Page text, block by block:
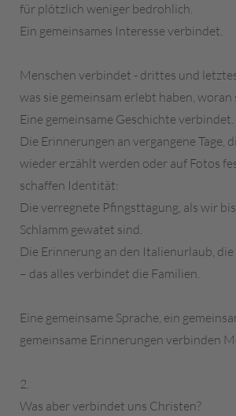
für plötzlich weniger bedrohlich.
Ein gemeinsames Interesse verbindet.
Menschen verbindet - drittes und
was sie gemeinsam erlebt haben, woran
Eine gemeinsame Geschichte verbindet.
Die Erinnerungen an vergangene Tage,
wieder erzählt werden oder auf Fotos
schaffen Identität:
Die verregnete Pfingsttagung, als wir
Schlamm gewatet sind.
Die Erinnerung an den Italienurlaub,
– das alles verbindet die Familien.
Eine gemeinsame Sprache, ein
gemeinsame Erinnerungen verbinden
2.
Was aber verbindet uns Christen?